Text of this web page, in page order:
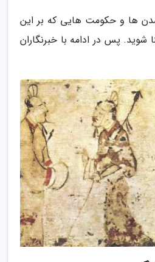
ها و حکومت هایی که بر این
شوید. پس در ادامه با خبرنگاران